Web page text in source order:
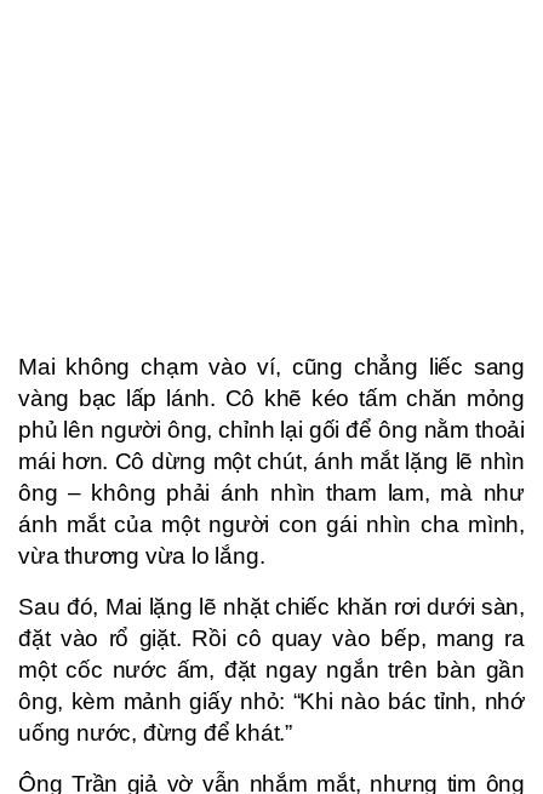
Mai không chạm vào ví, cũng chẳng liếc sang
vàng bạc lấp lánh. Cô khẽ kéo tấm chăn mỏng
phủ lên người ông, chỉnh lại gối để ông nằm thoải
mái hơn. Cô dừng một chút, ánh mắt lặng lẽ nhìn
ông – không phải ánh nhìn tham lam, mà như
ánh mắt của một người con gái nhìn cha mình,
vừa thương vừa lo lắng.
Sau đó, Mai lặng lẽ nhặt chiếc khăn rơi dưới sàn,
đặt vào rổ giặt. Rồi cô quay vào bếp, mang ra
một cốc nước ấm, đặt ngay ngắn trên bàn gần
ông, kèm mảnh giấy nhỏ: “Khi nào bác tỉnh, nhớ
uống nước, đừng để khát.”
Ông Trần giả vờ vẫn nhắm mắt, nhưng tim ông